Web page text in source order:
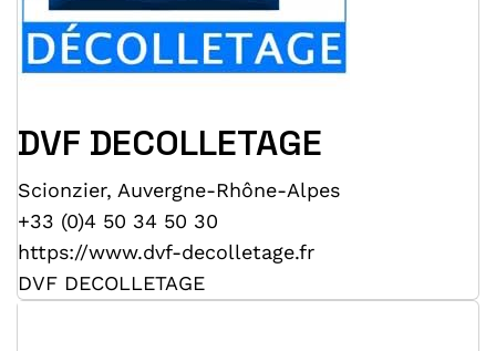
DVF DECOLLETAGE
Scionzier, Auvergne-Rhône-Alpes
+33 (0)4 50 34 50 30
https://www.dvf-decolletage.fr
DVF DECOLLETAGE